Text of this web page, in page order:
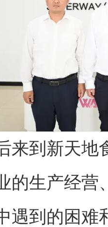
来到新天地
的生产经营
遇到的困难